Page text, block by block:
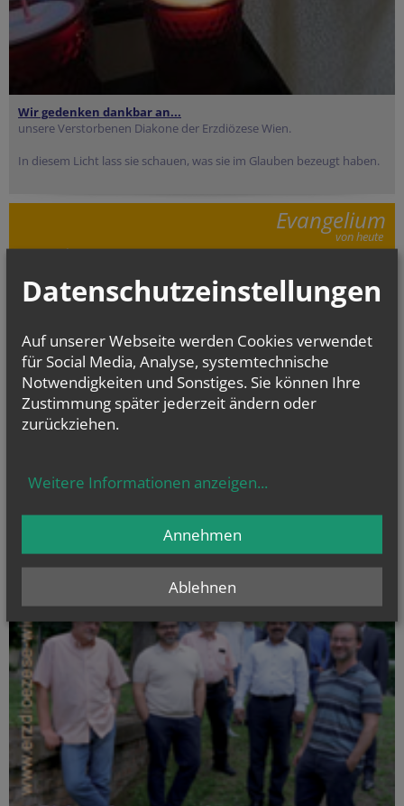
Wir gedenken dankbar an...
unsere Verstorbenen Diakone der Erzdiözese Wien.
In diesem Licht lass sie schauen, was sie im Glauben bezeugt haben.
Evangelium
von heute
Mt 17, 14b–20
Datenschutzeinstellungen
Auf unserer Webseite werden Cookies verwendet
für Social Media, Analyse, systemtechnische
Notwendigkeiten und Sonstiges. Sie können Ihre
Zustimmung später jederzeit ändern oder
zurückziehen.
Weitere Informationen anzeigen...
Ablehnen
Annehmen